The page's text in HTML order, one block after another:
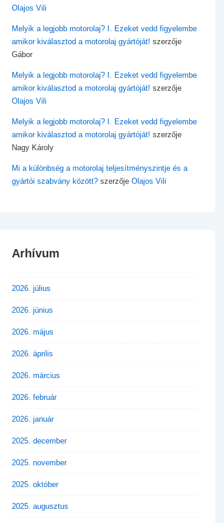
Olajos Vili
Melyik a legjobb motorolaj? I. Ezeket vedd figyelembe
amikor kiválasztod a motorolaj gyártóját! szerzője
Gábor
Melyik a legjobb motorolaj? I. Ezeket vedd figyelembe
amikor kiválasztod a motorolaj gyártóját! szerzője
Olajos Vili
Melyik a legjobb motorolaj? I. Ezeket vedd figyelembe
amikor kiválasztod a motorolaj gyártóját! szerzője
Nagy Károly
Mi a különbség a motorolaj teljesítményszintje és a
gyártói szabvány között?szerzője Olajos Vili
Arhívum
2026. július
2026. június
2026. május
2026. április
2026. március
2026. február
2026. január
2025. december
2025. november
2025. október
2025. augusztus